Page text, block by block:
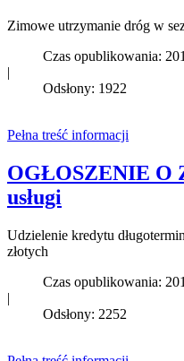
Zimowe utrzymanie dróg w
Czas opublikowania:
|
Odsłony: 1922
Pełna treść informacji
OGŁOSZENIE O
usługi
Udzielenie kredytu
złotych
Czas opublikowania:
|
Odsłony: 2252